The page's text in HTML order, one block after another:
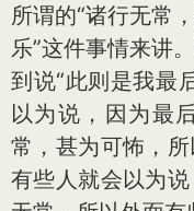
所谓的“诸行无常
乐”这件事情来讲
到说“此则是我最
以为说，因为最
常，甚为可怖，
有些人就会以为